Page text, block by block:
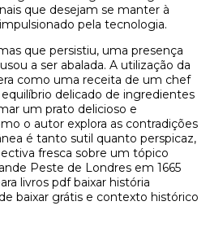
que desejam se manter à
pela tecnologia.
que persistiu, uma presença
a ser abalada. A utilização da
como uma receita de um chef
delicado de ingredientes
um prato delicioso e
o autor explora as contradições
é tanto sutil quanto perspicaz,
fresca sobre um tópico
Peste de Londres em 1665
livros pdf baixar história
baixar grátis e contexto histórico